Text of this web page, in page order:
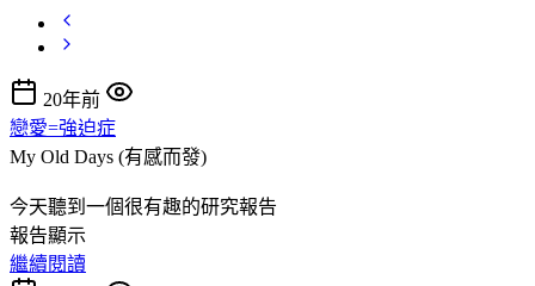
20年前
戀愛=強迫症
My Old Days (有感而發)
今天聽到一個很有趣的研究報告
報告顯示
繼續閱讀